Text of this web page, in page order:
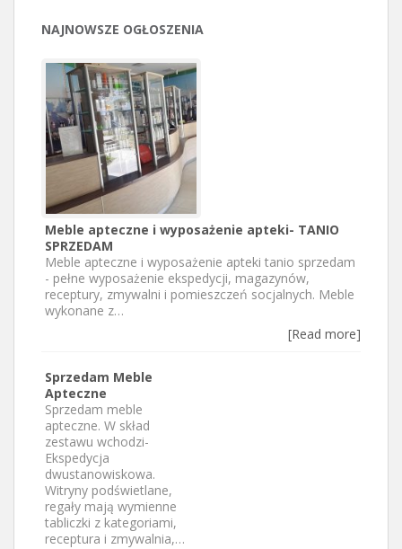
NAJNOWSZE OGŁOSZENIA
Meble apteczne i wyposażenie apteki- TANIO
SPRZEDAM
Meble apteczne i wyposażenie apteki tanio sprzedam
- pełne wyposażenie ekspedycji, magazynów,
receptury, zmywalni i pomieszczeń socjalnych. Meble
wykonane z…
[Read more]
Sprzedam Meble
Apteczne
Sprzedam meble
apteczne. W skład
zestawu wchodzi-
Ekspedycja
dwustanowiskowa.
Witryny podświetlane,
regały mają wymienne
tabliczki z kategoriami,
receptura i zmywalnia,…